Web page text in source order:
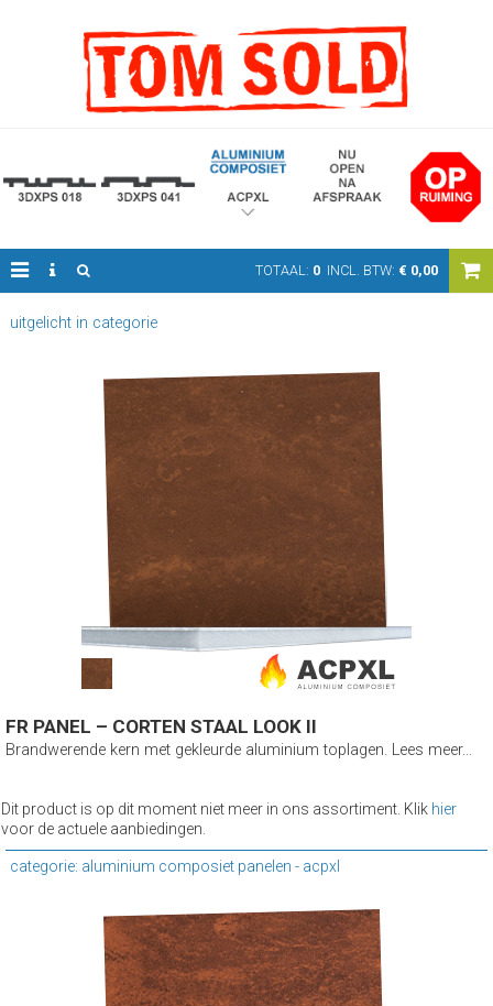
TOTAAL: 0 INCL. BTW: € 0,00
uitgelicht in categorie
FR PANEL – CORTEN STAAL LOOK II
Brandwerende kern met gekleurde aluminium toplagen. Lees meer...
Dit product is op dit moment niet meer in ons assortiment. Klik hier
voor de actuele aanbiedingen.
categorie: aluminium composiet panelen - acpxl